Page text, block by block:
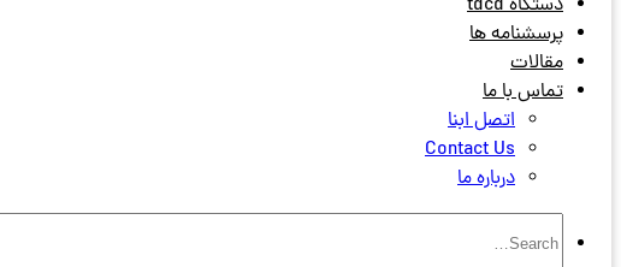
دستگاه tdcd
پرسشنامه ها
مقالات
تماس با ما
اتصل ابنا
Contact Us
درباره ما